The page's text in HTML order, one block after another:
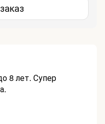
8 лет. Супер